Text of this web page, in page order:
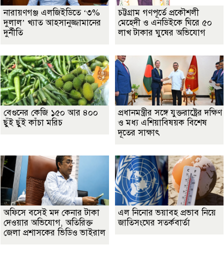
নারায়ণগঞ্জ এলজিইডিতে ‘৩%
দুলাল’ খ্যাত আহসানুজ্জামানের
দুর্নীতি
চট্টগ্রাম গণপূর্তে প্রকৌশলী
মেহেদী ও এনডিইকে ঘিরে ৫০
লাখ টাকার ঘুষের অভিযোগ
বেগুনের কেজি ১৫০ আর ৪০০
ছুঁই ছুঁই কাঁচা মরিচ
প্রধানমন্ত্রীর সঙ্গে যুক্তরাষ্ট্রের দক্ষিণ
ও মধ্য এশিয়াবিষয়ক বিশেষ
দূতের সাক্ষাৎ
অফিসে বসেই মদ কেনার টাকা
দেওয়ার অভিযোগ, অতিরিক্ত
জেলা প্রশাসকের ভিডিও ভাইরাল
এল নিনোর ভয়াবহ প্রভাব নিয়ে
জাতিসংঘের সতর্কবার্তা